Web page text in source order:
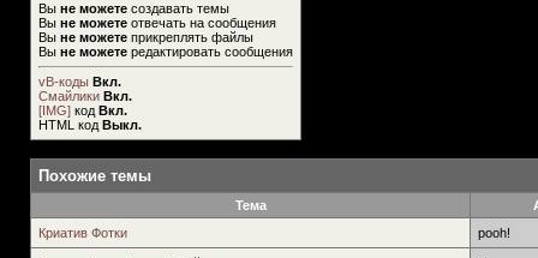
Вы не можете создавать темы
Вы не можете отвечать на сообщения
Вы не можете прикреплять файлы
Вы не можете редактировать сообщения
vB-коды Вкл.
Смайлики Вкл.
[IMG] код Вкл.
HTML код Выкл.
Похожие темы
Тема
Криатив Фотки
pooh!